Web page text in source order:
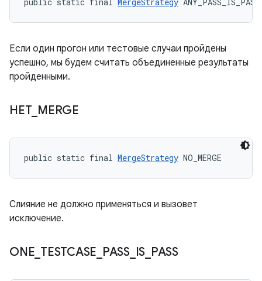
Если один прогон или тестовые случаи пройдены
успешно, мы будем считать объединенные результаты
пройденными.
НЕТ MERGE
public static final MergeStrategy NO_MERGE
Слияние не должно применяться и вызовет
исключение.
ONE TESTCASE PASS_ IS PASS